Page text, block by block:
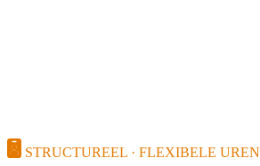
STRUCTUREEL · FLEXIBELE UREN